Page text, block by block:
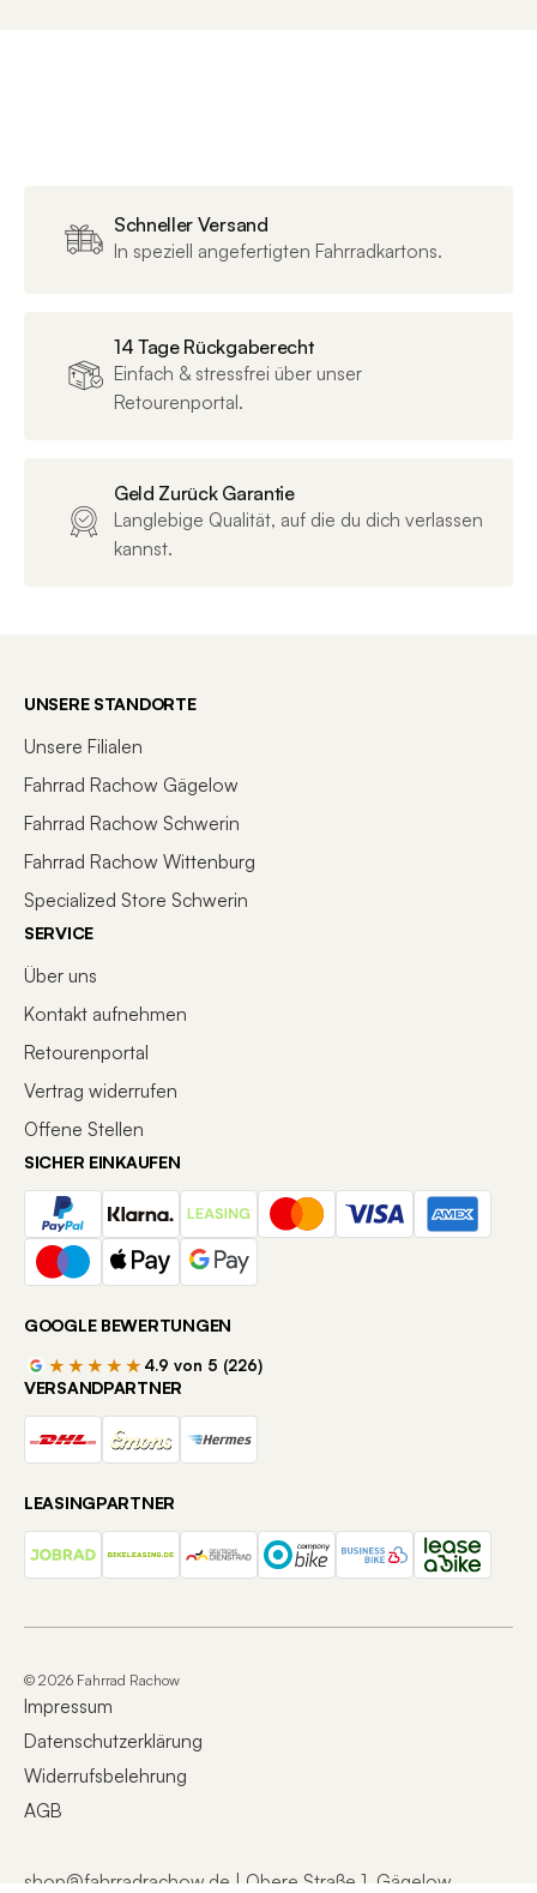
GEWICHT & ABMESSUNGEN
ZUBEHÖR & AUSSTATTUNG
Schneller Versand
In speziell angefertigten Fahrradkartons.
14 Tage Rückgaberecht
Einfach & stressfrei über unser
Retourenportal.
Geld Zurück Garantie
Langlebige Qualität, auf die du dich verlassen
kannst.
UNSERE STANDORTE
Unsere Filialen
Fahrrad Rachow Gägelow
Fahrrad Rachow Schwerin
Fahrrad Rachow Wittenburg
Specialized Store Schwerin
SERVICE
Über uns
Kontakt aufnehmen
Retourenportal
Vertrag widerrufen
Offene Stellen
SICHER EINKAUFEN
GOOGLE BEWERTUNGEN
★★★★★ 4.9 von 5 (226)
VERSANDPARTNER
LEASINGPARTNER
© 2026 Fahrrad Rachow
Impressum
Datenschutzerklärung
Widerrufsbelehrung
AGB
shop@fahrradrachow.de | Obere Straße 1, Gägelow